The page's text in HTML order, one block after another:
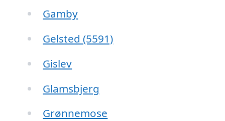
Gamby
Gelsted (5591)
Gislev
Glamsbjerg
Grønnemose